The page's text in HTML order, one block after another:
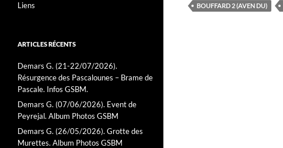
BOUFFARD 2 (AVEN DU)
Liens
ARTICLES RÉCENTS
Demars G. (21-22/07/2026).
Résurgence des Pascalounes – Brame de
Pascale. Infos GSBM.
Demars G. (07/06/2026). Event de
Peyrejal. Album Photos GSBM
Demars G. (26/05/2026). Grotte des
Murettes. Album Photos GSBM